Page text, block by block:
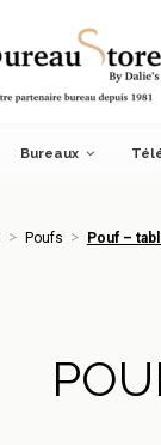
Bureaux
Poufs Pouf – table
Poufs Pouf –